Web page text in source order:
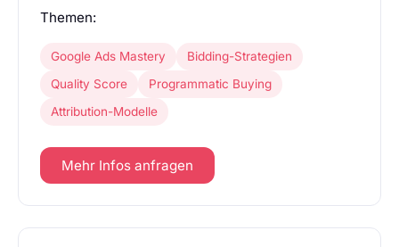
Themen:
Google Ads Mastery
Bidding-Strategien
Quality Score
Programmatic Buying
Attribution-Modelle
Mehr Infos anfragen